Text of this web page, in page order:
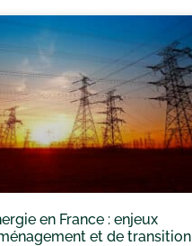
en France : enjeux
et de transition